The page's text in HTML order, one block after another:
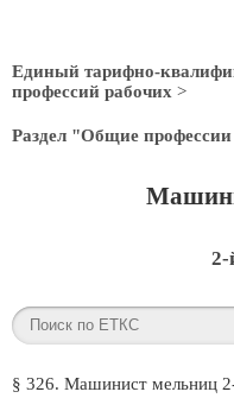
Единый тарифно-
профессий рабочих >
Раздел "Общие
2-
§ 326. Машинист мельниц